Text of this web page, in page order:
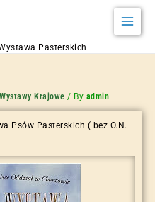
Pasterskich
Wystawy Krajowe / By admin
Psów Pasterskich ( bez O.N.